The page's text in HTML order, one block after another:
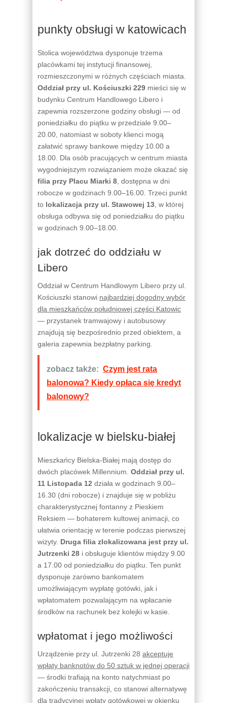
punkty obsługi w katowicach
Stolica województwa dysponuje trzema
placówkami tej instytucji finansowej,
rozmieszczonymi w różnych częściach miasta.
Oddział przy ul. Kościuszki 229 mieści się w
budynku Centrum Handlowego Libero i
zapewnia rozszerzone godziny obsługi — od
poniedziałku do piątku w przedziale 9.00–
20.00, natomiast w soboty klienci mogą
załatwić sprawy bankowe między 10.00 a
18.00. Dla osób pracujących w centrum miasta
wygodniejszym rozwiązaniem może okazać się
filia przy Placu Miarki 8 , dostępna w dni
robocze w godzinach 9.00–16.00. Trzeci punkt
to lokalizacja przy ul. Stawowej 13 , w której
obsługa odbywa się od poniedziałku do piątku
w godzinach 9.00–18.00.
jak dotrzeć do oddziału w
Libero
Oddział w Centrum Handlowym Libero przy ul.
Kościuszki stanowi najbardziej dogodny wybór
dla mieszkańców południowej części Katowic
— przystanek tramwajowy i autobusowy
znajdują się bezpośrednio przed obiektem, a
galeria zapewnia bezpłatny parking.
zobacz także: Czym jest rata
balonowa? Kiedy opłaca się kredyt
balonowy?
lokalizacje w bielsku-białej
Mieszkańcy Bielska-Białej mają dostęp do
dwóch placówek Millennium. Oddział przy ul.
11 Listopada 12 działa w godzinach 9.00–
16.30 (dni robocze) i znajduje się w pobliżu
charakterystycznej fontanny z Pieskiem
Reksiem — bohaterem kultowej animacji, co
ułatwia orientację w terenie podczas pierwszej
wizyty. Druga filia zlokalizowana jest przy ul.
Jutrzenki 28 i obsługuje klientów między 9.00
a 17.00 od poniedziałku do piątku. Ten punkt
dysponuje zarówno bankomatem
umożliwiającym wypłatę gotówki, jak i
wpłatomatem pozwalającym na wpłacanie
środków na rachunek bez kolejki w kasie.
wpłatomat i jego możliwości
Urządzenie przy ul. Jutrzenki 28 akceptuje
wpłaty banknotów do 50 sztuk w jednej operacji
— środki trafiają na konto natychmiast po
zakończeniu transakcji, co stanowi alternatywę
dla tradycyjnej wpłaty gotówkowej w okienku